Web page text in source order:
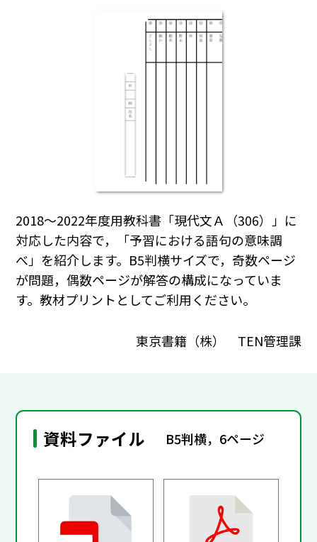
2018～2022年度用教科書「現代文Ａ（306）」に
対応した内容で，「予習における語句の意味調
べ」を紹介します。B5判横サイズで，奇数ページ
が問題，偶数ページが解答の構成になっていま
す。教材プリントとしてご利用ください。
東京書籍（株） TEN管理課
資料ファイル B5判横，6ページ